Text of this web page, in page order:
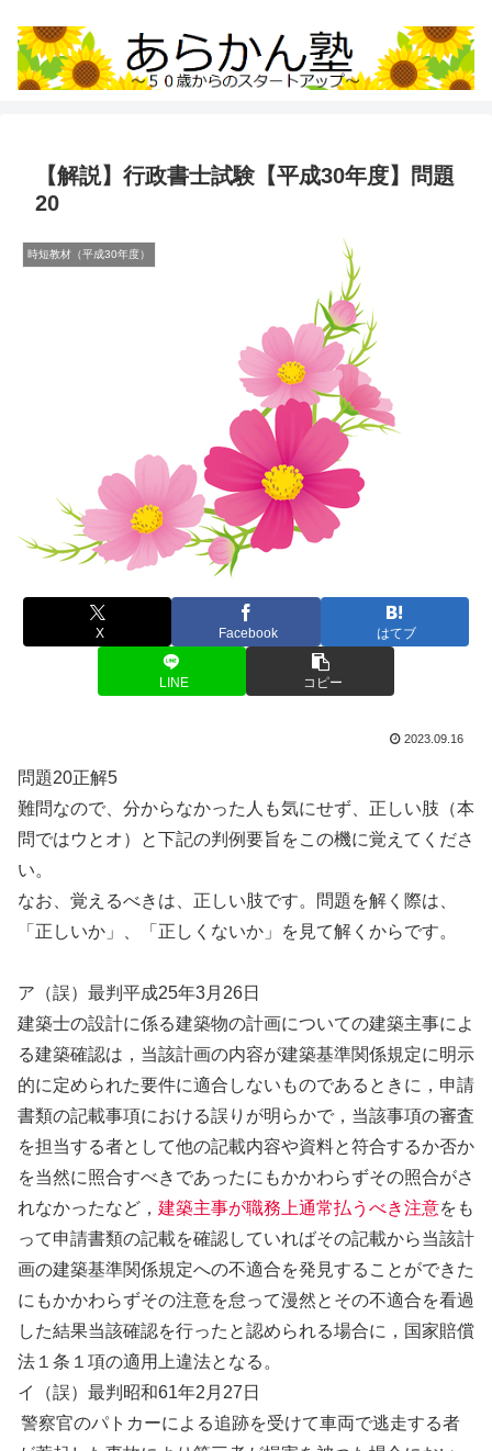
【解説】行政書士試験【平成30年度】問題
20
時短教材（平成30年度）
X Facebook はてブ
LINE コピー
2023.09.16
問題20正解5
難問なので、分からなかった人も気にせず、正しい肢（本
問ではウとオ）と下記の判例要旨をこの機に覚えてくださ
い。
なお、覚えるべきは、正しい肢です。問題を解く際は、
「正しいか」、「正しくないか」を見て解くからです。
ア（誤）最判平成25年3月26日
建築士の設計に係る建築物の計画についての建築主事によ
る建築確認は，当該計画の内容が建築基準関係規定に明示
的に定められた要件に適合しないものであるときに，申請
書類の記載事項における誤りが明らかで，当該事項の審査
を担当する者として他の記載内容や資料と符合するか否か
を当然に照合すべきであったにもかかわらずその照合がさ
れなかったなど， 建築主事が職務上通常払うべき注意をも
って申請書類の記載を確認していればその記載から当該計
画の建築基準関係規定への不適合を発見することができた
にもかかわらずその注意を怠って漫然とその不適合を看過
した結果当該確認を行ったと認められる場合に，国家賠償
法１条１項の適用上違法となる。
イ（誤）最判昭和61年2月27日
警察官のパトカーによる追跡を受けて車両で逃走する者